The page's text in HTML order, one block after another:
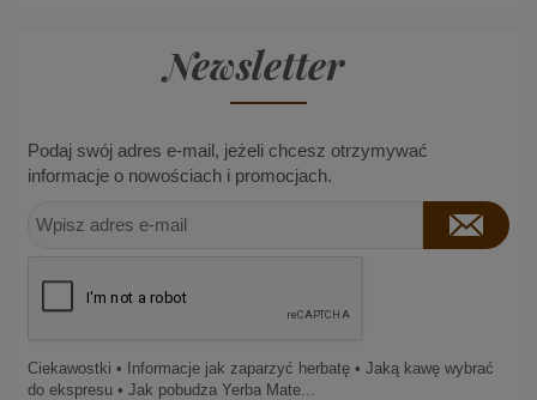
Newsletter
Podaj swój adres e-mail, jeżeli chcesz otrzymywać
informacje o nowościach i promocjach.
Ciekawostki • Informacje jak zaparzyć herbatę • Jaką kawę wybrać
do ekspresu • Jak pobudza Yerba Mate...